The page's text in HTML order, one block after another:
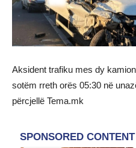
Aksident trafiku mes dy
sotëm rreth orës 05:30 në
përcjellë Tema.mk